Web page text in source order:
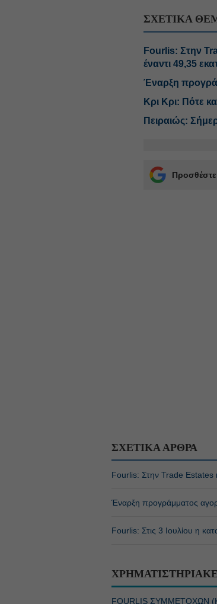
ΣΧΕΤΙΚΑ
Fourlis: Στην
έναντι 49,35
Έναρξη
Κρι Κρι: Πότε
Πειραιώς:
ΣΧΕΤΙΚΑ ΑΡΘΡΑ
Fourlis: Στην Trade Estates
Έναρξη προγράμματος
Fourlis: Στις 3 Ιουλίου η
FOURLIS ΣΥΜΜΕΤΟΧΩΝ